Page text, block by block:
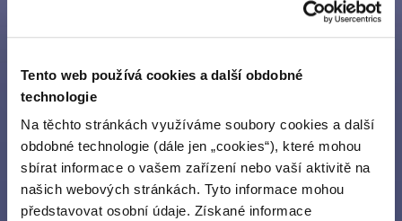
Tento web používá cookies a další obdobné
technologie
Na těchto stránkách využíváme soubory cookies a další
obdobné technologie (dále jen „cookies“), které mohou
sbírat informace o vašem zařízení nebo vaší aktivitě na
našich webových stránkách. Tyto informace mohou
představovat osobní údaje. Získané informace
Zákaznická linka
Pracoviště PREdistribuce
Hlášení poruchy